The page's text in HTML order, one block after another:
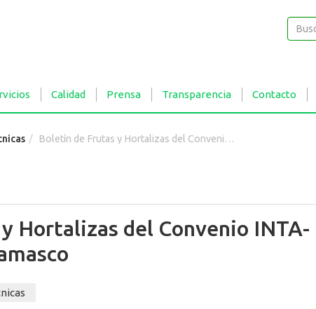
Calidad Prensa Transparencia Contacto
Boletín de Frutas y Hortalizas del Convenio INTA- CMCBA Nº 89 - Damasco
Hortalizas del Convenio INTA-